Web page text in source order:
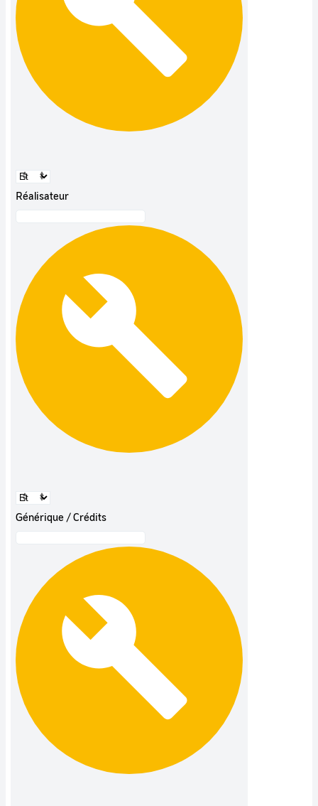
Réalisateur
Générique / Crédits